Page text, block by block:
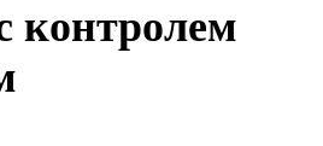
контролем